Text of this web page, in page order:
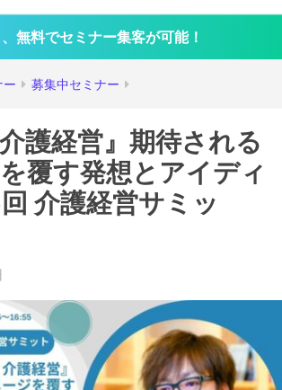
無料でセミナー集客が可能！
ー 募集中セミナー
介護経営』期待される
覆す発想とアイディ
介護経営サミッ